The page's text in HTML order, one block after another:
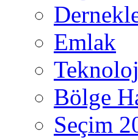
Emlak
Bölge
Seçim